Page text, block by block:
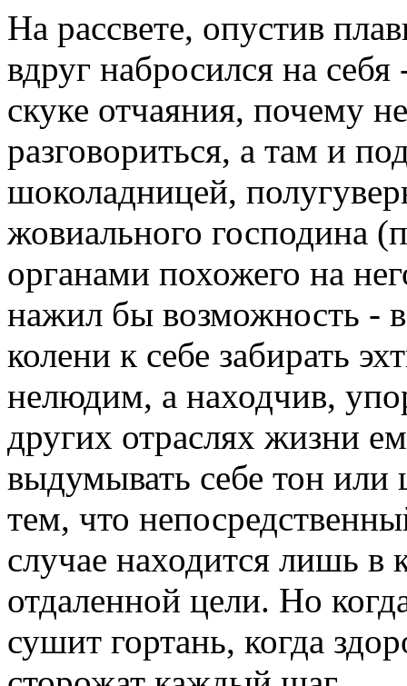
На рассвете, опустив
вдруг набросился на
скуке отчаяния, почему
разговориться, а там и
шоколадницей,
жовиального господина
органами похожего на
нажил бы возможность -
колени к себе забирать
нелюдим, а находчив,
других отраслях жизни
выдумывать себе тон или
тем, что
случае находится лишь
отдаленной цели. Но
сушит гортань, когда